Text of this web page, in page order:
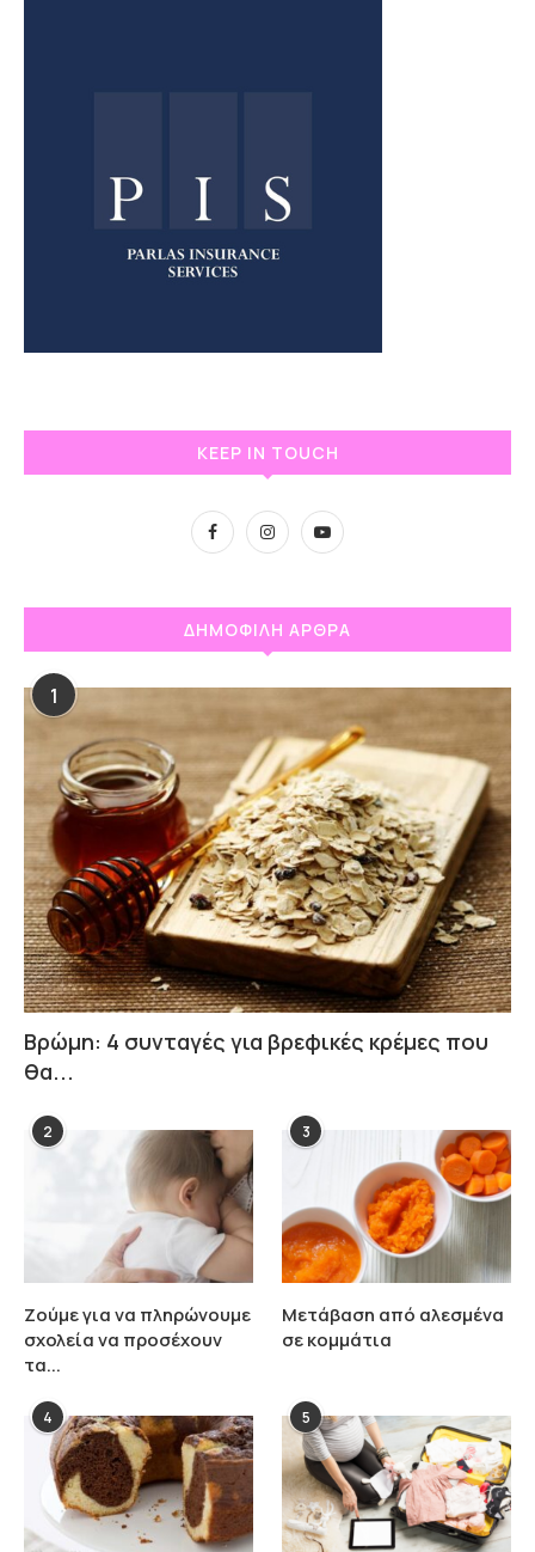
KEEP IN TOUCH
ΔΗΜΟΦΙΛΗ ΑΡΘΡΑ
1
Βρώμη: 4 συνταγές για βρεφικές κρέμες που
θα...
2
Ζούμε για να πληρώνουμε
σχολεία να προσέχουν
τα...
3
Μετάβαση από αλεσμένα
σε κομμάτια
4 5